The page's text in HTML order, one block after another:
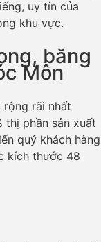
uy tín của
khu vực.
băng
Môn
rãi nhất
thị phần sản xuất
quý khách hàng
kích thước 48